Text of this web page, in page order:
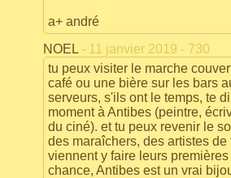
a+ andré
NOEL - 11 janvier 2019 - 730
tu peux visiter le marche
café ou une bière sur les bars
serveurs, s'ils ont le temps, te
moment à Antibes (peintre,
du ciné). et tu peux revenir le
des maraîchers, des artistes de
viennent y faire leurs
chance, Antibes est un vrai